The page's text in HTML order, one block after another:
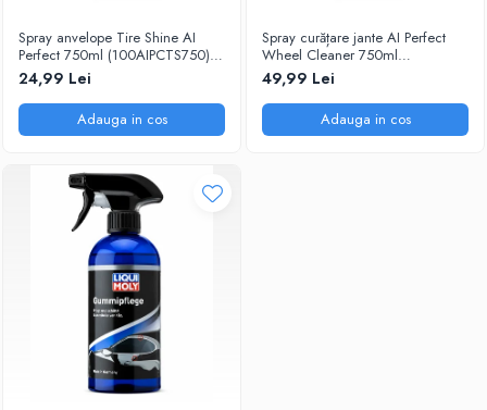
Spray anvelope Tire Shine AI
Perfect 750ml (100AIPCTS750) –
luciu și protecție UV
24,99 Lei
Adauga in cos
Spray curățare jante AI Perfect
Wheel Cleaner 750ml
(100AIPCWC750) – îndepărtează
praful de frână
49,99 Lei
Adauga in cos